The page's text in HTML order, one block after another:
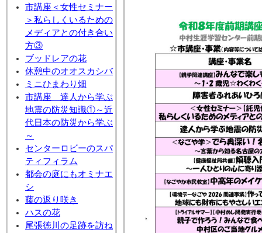
市講座＜女性セミナー
＞私らしくいるための
メディアとの付き合い
方③
ブッドレアの花
休憩中のオオスカシバ
ミニひまわり畑
市講座 達人から学ぶ
地震の防災知識①～近
代日本の防災から学ぶ
～
センターロビーのスパ
ティフィラム
都会の庭にもオミナエ
シ
藤の返り咲き
ハスの花
尾張徳川の足跡を訪ね